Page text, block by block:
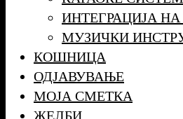
ИНТЕГРАЦИЈА НА
МУЗИЧКИ
КОШНИЦА
ОДЈАВУВАЊЕ
МОЈА СМЕТКА
ЖЕЛБИ